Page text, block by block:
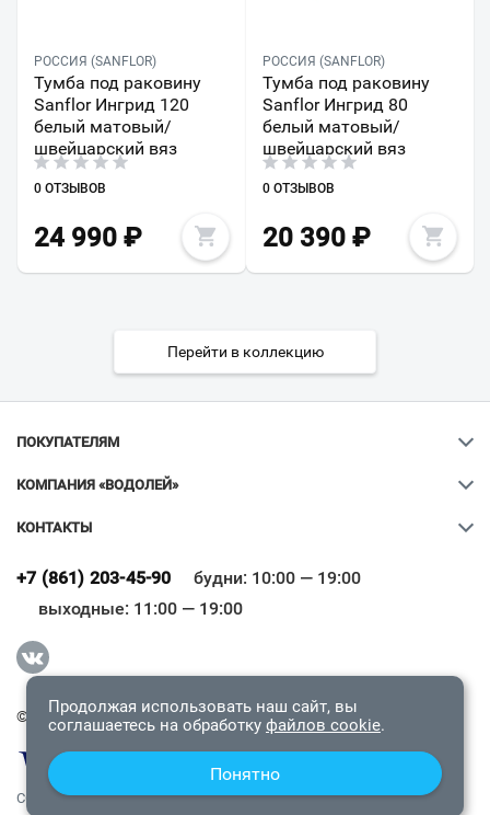
РОССИЯ (SANFLOR)
Тумба под раковину
Sanflor Ингрид 120
белый матовый/
швейцарский вяз
0 ОТЗЫВОВ
24 990 ₽
РОССИЯ (SANFLOR)
Тумба под раковину
Sanflor Ингрид 80
белый матовый/
швейцарский вяз
0 ОТЗЫВОВ
20 390₽
Перейти в коллекцию
ПОКУПАТЕЛЯМ
КОМПАНИЯ «ВОДОЛЕЙ»
КОНТАКТЫ
+7 (861) 203-45-90
будни: 10:00 — 19:00
выходные: 11:00 — 19:00
© 2009-2026 «Водолей Онлайн». Все права защищены.
СОГЛАШЕНИЕ О КОНФИДЕНЦИАЛЬНОСТИ
Всё верно
Продолжая использовать наш сайт, вы
соглашаетесь на обработку файлов cookie.
Понятно